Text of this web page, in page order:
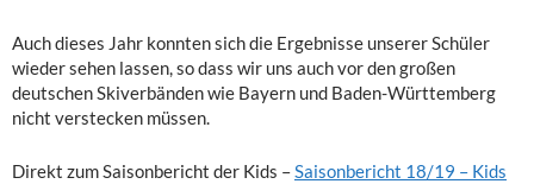
Auch dieses Jahr konnten sich die Ergebnisse unserer Schüler
wieder sehen lassen, so dass wir uns auch vor den großen
deutschen Skiverbänden wie Bayern und Baden-Württemberg
nicht verstecken müssen.
Direkt zum Saisonbericht der Kids –Saisonbericht 18/19 – Kids